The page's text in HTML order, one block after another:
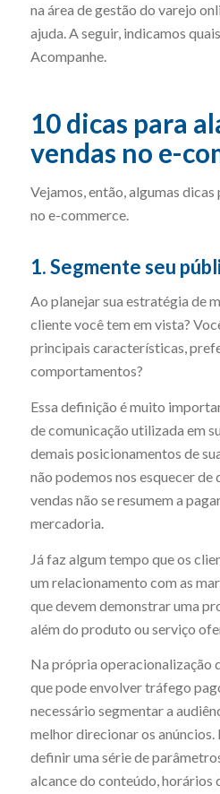
na área de gestão do varejo
ajuda. A seguir, indicamos
Acompanhe.
10 dicas para
vendas no e-
Vejamos, então, algumas dicas
no e-commerce.
1. Segmente seu
Ao planejar sua estratégia de
cliente você tem em vista?
principais características,
comportamentos?
Essa definição é muito
de comunicação utilizada em
demais posicionamentos de
não podemos nos esquecer de
vendas não se resumem a
mercadoria.
Já faz algum tempo que os
um relacionamento com as
que devem demonstrar uma
além do produto ou serviço
Na própria operacionalização
que pode envolver tráfego
necessário segmentar a
melhor direcionar os anúncios.
definir uma série de
alcance do conteúdo, horários